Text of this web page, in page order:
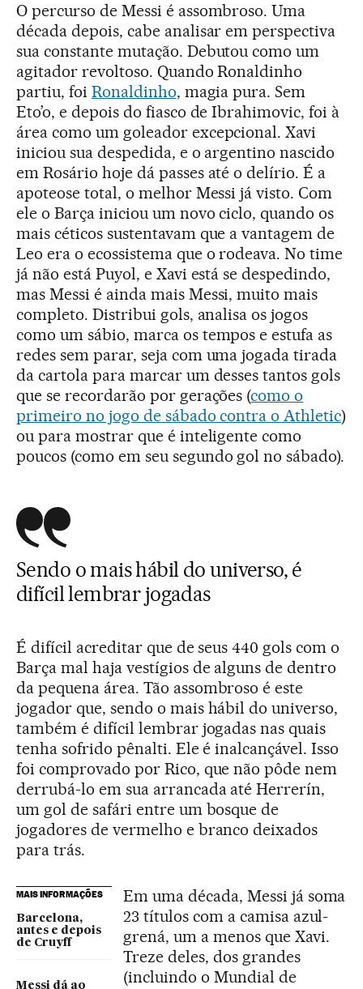
O percurso de Messi é assombroso. Uma
década depois, cabe analisar em perspectiva
sua constante mutação. Debutou como um
agitador revoltoso. Quando Ronaldinho
partiu, foi Ronaldinho, magia pura. Sem
Eto’o, e depois do fiasco de Ibrahimovic, foi à
área como um goleador excepcional. Xavi
iniciou sua despedida, e o argentino nascido
em Rosário hoje dá passes até o delírio. É a
apoteose total, o melhor Messi já visto. Com
ele o Barça iniciou um novo ciclo, quando os
mais céticos sustentavam que a vantagem de
Leo era o ecossistema que o rodeava. No time
já não está Puyol, e Xavi está se despedindo,
mas Messi é ainda mais Messi, muito mais
completo. Distribui gols, analisa os jogos
como um sábio, marca os tempos e estufa as
redes sem parar, seja com uma jogada tirada
da cartola para marcar um desses tantos gols
que se recordarão por gerações (como o
primeiro no jogo de sábado contra o Athletic)
ou para mostrar que é inteligente como
poucos (como em seu segundo gol no sábado).
Sendo o mais hábil do universo, é
difícil lembrar jogadas
É difícil acreditar que de seus 440 gols com o
Barça mal haja vestígios de alguns de dentro
da pequena área. Tão assombroso é este
jogador que, sendo o mais hábil do universo,
também é difícil lembrar jogadas nas quais
tenha sofrido pênalti. Ele é inalcançável. Isso
foi comprovado por Rico, que não pôde nem
derrubá-lo em sua arrancada até Herrerín,
um gol de safári entre um bosque de
jogadores de vermelho e branco deixados
para trás.
MAIS INFORMAÇÕES
Barcelona,
antes e depois
de Cruyff
Messi dá ao
Em uma década, Messi já soma
23 títulos com a camisa azul-
grená, um a menos que Xavi.
Treze deles, dos grandes
(incluindo o Mundial de